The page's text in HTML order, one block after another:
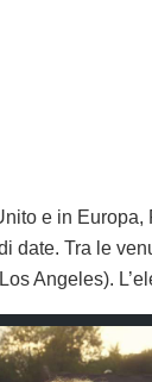
e in
date. Tra le
Angeles).